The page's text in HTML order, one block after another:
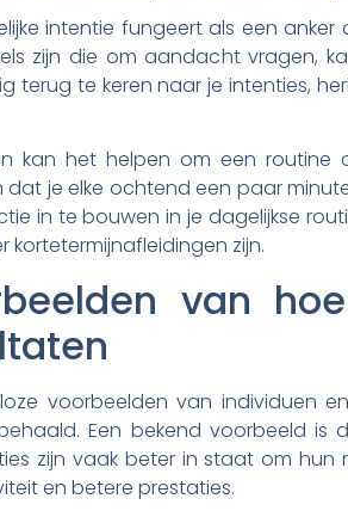
intentie fungeert als een
zijn die om aandacht vragen,
terug te keren naar je intenties,
kan het helpen om een routine
dat je elke ochtend een paar
in te bouwen in je dagelijkse
kortetermijnafleidingen zijn.
van
voorbeelden van individuen
Een bekend voorbeeld is
zijn vaak beter in staat om hun
en betere prestaties.